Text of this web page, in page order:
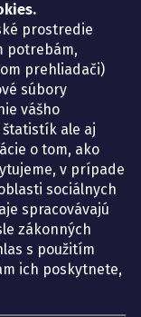
prostredie
potrebám,
prehliadači)
súbory
vášho
ale aj
o tom, ako
v prípade
sociálnych
spracovávajú
zákonných
s použitím
ich poskytnete,